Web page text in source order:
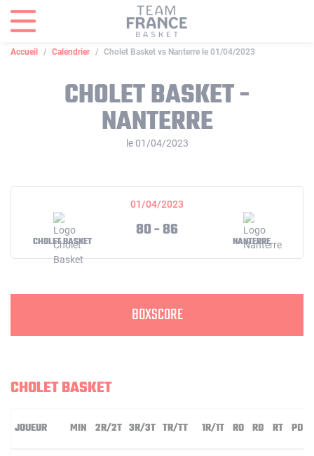
Accueil Calendrier Cholet Basket vs Nanterre le 01/04/2023
CHOLET BASKET -
NANTERRE
le 01/04/2023
01/04/2023
CHOLET BASKET
80 - 86
NANTERRE
BOXSCORE
CHOLET BASKET
JOUEUR MIN 2R/2T 3R/3T TR/TT 1R/1T RO RD RT PD
Panneau de gestion des cookies